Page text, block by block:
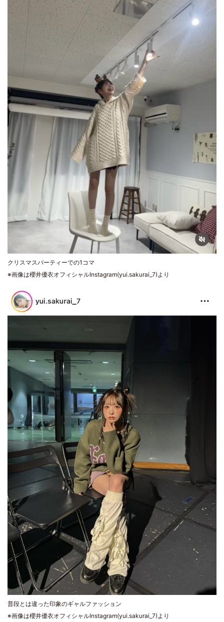
クリスマスパーティーでの1コマ
※画像は櫻井優衣オフィシャルInstagram(yui.sakurai_7)より
普段とは違った印象のギャルファッション
※画像は櫻井優衣オフィシャルInstagram(yui.sakurai_7)より